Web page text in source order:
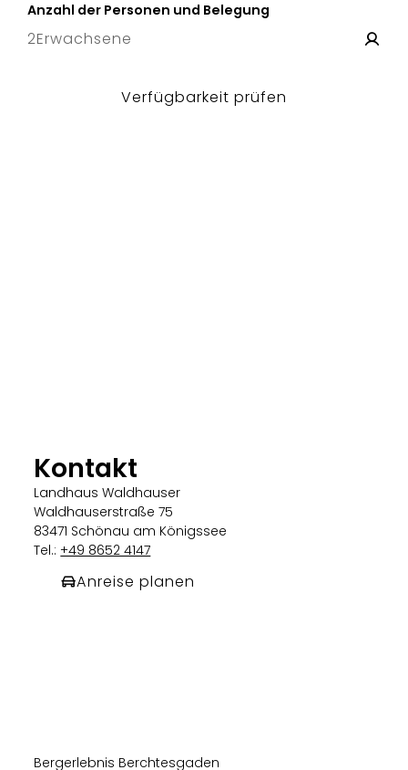
Anzahl der Personen und Belegung
2Erwachsene
Verfügbarkeit prüfen
Kontakt
Landhaus Waldhauser
Waldhauserstraße 75
83471 Schönau am Königssee
Tel.:+49 8652 4147
Anreise planen
Bergerlebnis Berchtesgaden